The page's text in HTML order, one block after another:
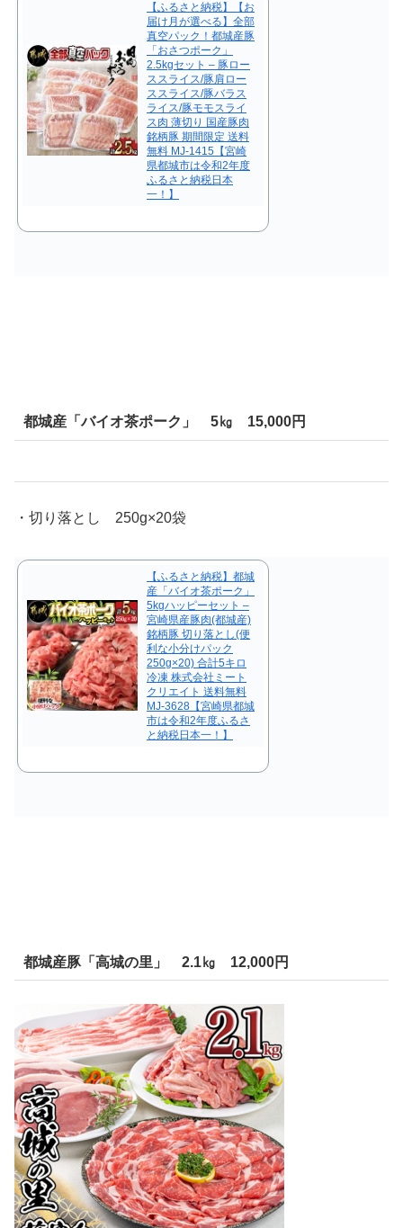
【ふるさと納税】【お
届け月が選べる】全部
真空パック！都城産豚
「おさつポーク」
2.5kgセット – 豚ロー
ススライス/豚肩ロー
ススライス/豚バラス
ライス/豚モモスライ
ス肉 薄切り 国産豚肉
銘柄豚 期間限定 送料
無料 MJ-1415【宮崎
県都城市は令和2年度
ふるさと納税日本
一！】
都城産「バイオ茶ポーク」 5㎏ 15,000円
・切り落とし 250g×20袋
【ふるさと納税】都城
産「バイオ茶ポーク」
5kgハッピーセット –
宮崎県産豚肉(都城産)
銘柄豚 切り落とし(便
利な小分けパック
250g×20) 合計5キロ
冷凍 株式会社ミート
クリエイト 送料無料
MJ-3628【宮崎県都城
市は令和2年度ふるさ
と納税日本一！】
都城産豚「高城の里」 2.1㎏ 12,000円